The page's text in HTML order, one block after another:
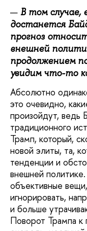
В том случае,
достанется
прогноз
внешней
продолжением
увидим что-то
Абсолютно
это очевидно,
произойдут, ведь
традиционного
Трамп, который,
новой элиты, та,
тенденции и
внешней
объективные
игнорировать,
и больше
Поворот Трампа к